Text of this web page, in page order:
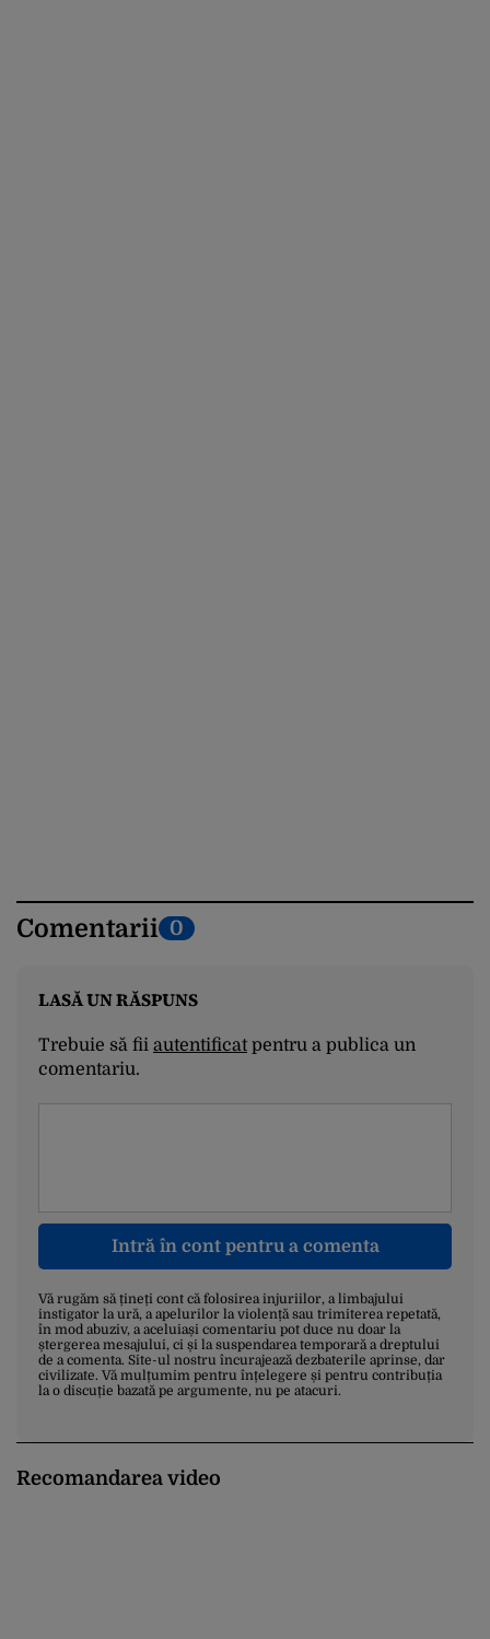
Comentarii 0
LASĂ UN RĂSPUNS
Trebuie să fii autentificatpentru a publica un
comentariu.
Intră în cont pentru a comenta
Vă rugăm să țineți cont că folosirea injuriilor, a limbajului
instigator la ură, a apelurilor la violență sau trimiterea repetată,
în mod abuziv, a aceluiași comentariu pot duce nu doar la
ștergerea mesajului, ci și la suspendarea temporară a dreptului
de a comenta. Site-ul nostru încurajează dezbaterile aprinse, dar
civilizate. Vă mulțumim pentru înțelegere și pentru contribuția
la o discuție bazată pe argumente, nu pe atacuri.
Recomandarea video